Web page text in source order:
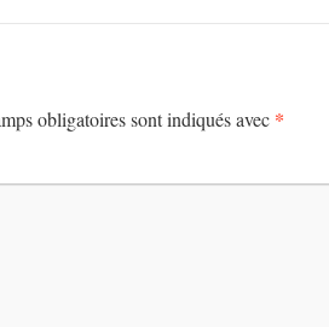
obligatoires sont indiqués avec *